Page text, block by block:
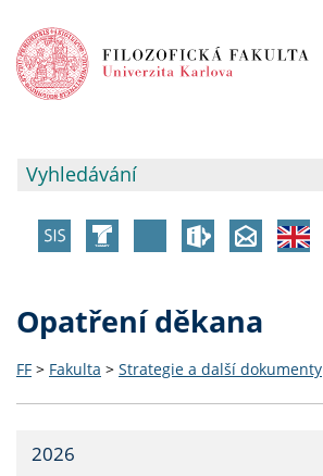
Opatření děkana
FF > Fakulta > Strategie a další dokumenty
2026